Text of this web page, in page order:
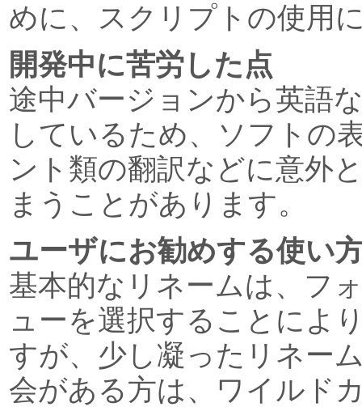
めに、スクリプトの使用
開発中に苦労した点
途中バージョンから英語
しているため、ソフトの
ント類の翻訳などに意外
まうことがあります。
ユーザにお勧めする使い
基本的なリネームは、フ
ューを選択することによ
すが、少し凝ったリネー
会がある方は、ワイルド